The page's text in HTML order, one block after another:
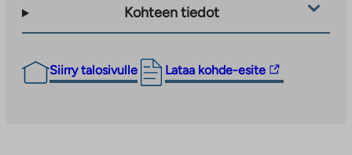
Kohteen tiedot
Siirry talosivulle Lataa kohde-esite
Linkki